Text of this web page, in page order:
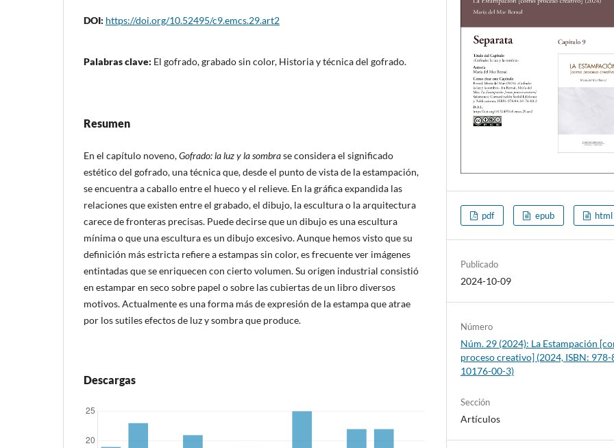
DOI: https://doi.org/10.52495/c9.emcs.29.art2
Palabras clave: El gofrado, grabado sin color, Historia y técnica del gofrado.
Resumen
En el capítulo noveno,Gofrado: la luz y la sombrase considera el significado
estético del gofrado, una técnica que, desde el punto de vista de la estampación,
se encuentra a caballo entre el hueco y el relieve. En la gráfica expandida las
relaciones que existen entre el grabado, el dibujo, la escultura o la arquitectura
carece de fronteras precisas. Puede decirse que un dibujo es una escultura
mínima o que una escultura es un dibujo excesivo. Aunque hemos visto que su
definición más estricta refiere a estampas sin color, es frecuente ver imágenes
entintadas que se enriquecen con cierto volumen. Su origen industrial consistió
en estampar en seco sobre papel o sobre las cubiertas de un libro diversos
motivos. Actualmente es una forma más de expresión de la estampa que atrae
por los sutiles efectos de luz y sombra que produce.
Descargas
pdf epub html
Publicado
2024-10-09
Número
Núm. 29 (2024): La Estampación
proceso creativo] (2024, ISBN: 978-
10176-00-3)
Sección
Artículos